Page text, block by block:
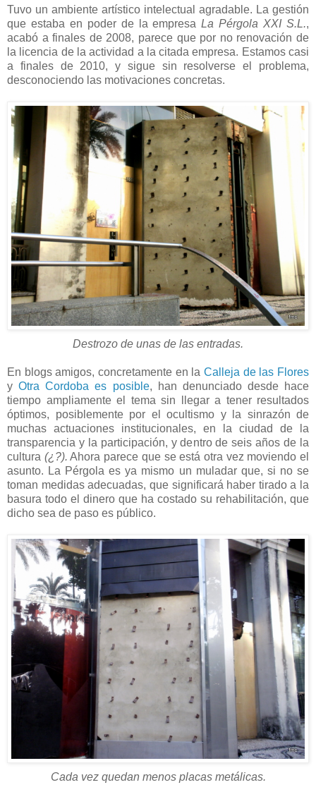
Tuvo un ambiente artístico intelectual agradable. La gestión
que estaba en poder de la empresaLa Pérgola XXI S.L.,
acabó a finales de 2008, parece que por no renovación de
la licencia de la actividad a la citada empresa. Estamos casi
a finales de 2010, y sigue sin resolverse el problema,
desconociendo las motivaciones concretas.
Destrozo de unas de las entradas.
En blogs amigos, concretamente en la Calleja de las Flores
yOtra Cordoba es posible, han denunciado desde hace
tiempo ampliamente el tema sin llegar a tener resultados
óptimos, posiblemente por el ocultismo y la sinrazón de
muchas actuaciones institucionales, en la ciudad de la
transparencia y la participación, y dentro de seis años de la
cultura (¿?). Ahora parece que se está otra vez moviendo el
asunto. La Pérgola es ya mismo un muladar que, si no se
toman medidas adecuadas, que significará haber tirado a la
basura todo el dinero que ha costado su rehabilitación, que
dicho sea de paso es público.
Cada vez quedan menos placas metálicas.